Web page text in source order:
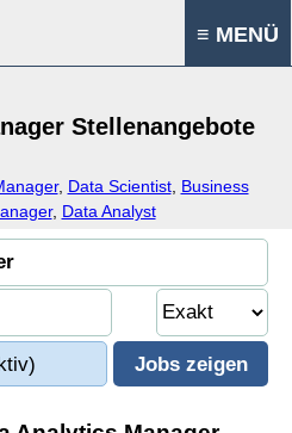
≡ MENÜ
Stellenangebote
, Data Scientist, Business
, Data Analyst